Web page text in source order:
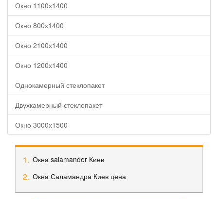
Окно 1100х1400
Окно 800х1400
Окно 2100х1400
Окно 1200х1400
Однокамерный стеклопакет
Двухкамерный стеклопакет
Окно 3000х1500
Окна salamander Киев
Окна Саламандра Киев цена